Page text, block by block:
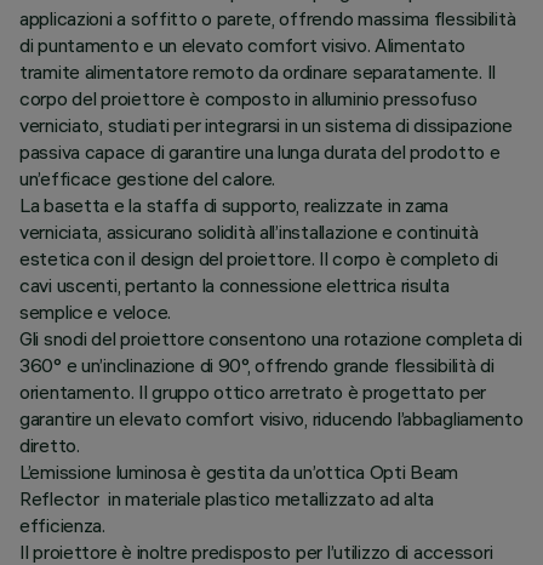
applicazioni a soffitto o parete, offrendo massima flessibilità
di puntamento e un elevato comfort visivo. Alimentato
tramite alimentatore remoto da ordinare separatamente. Il
corpo del proiettore è composto in alluminio pressofuso
verniciato, studiati per integrarsi in un sistema di dissipazione
passiva capace di garantire una lunga durata del prodotto e
un’efficace gestione del calore.
La basetta e la staffa di supporto, realizzate in zama
verniciata, assicurano solidità all’installazione e continuità
estetica con il design del proiettore. Il corpo è completo di
cavi uscenti, pertanto la connessione elettrica risulta
semplice e veloce.
Gli snodi del proiettore consentono una rotazione completa di
360° e un’inclinazione di 90°, offrendo grande flessibilità di
orientamento. Il gruppo ottico arretrato è progettato per
garantire un elevato comfort visivo, riducendo l’abbagliamento
diretto.
L’emissione luminosa è gestita da un’ottica Opti Beam
Reflector in materiale plastico metallizzato ad alta
efficienza.
Il proiettore è inoltre predisposto per l’utilizzo di accessori